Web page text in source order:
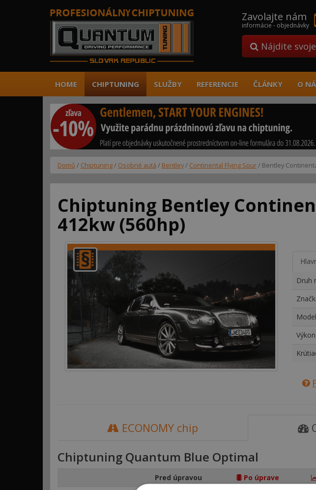
Zavolajte nám
informácie - objednávky
Nájdite
HOME CHIPTUNING SLUŽBY REFERENCIE ČLÁNKY O
Domů / Chiptuning/ Osobné autá / Bentley/ Continental Flying Spur/ Bentley
Chiptuning Bentley
412kw (560hp)
Druh
ECONOMY chip
Chiptuning Quantum Blue Optimal
Pred úpravou Po úprave